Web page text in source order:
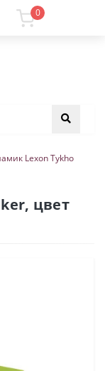
0
Lexon Tykho
цвет